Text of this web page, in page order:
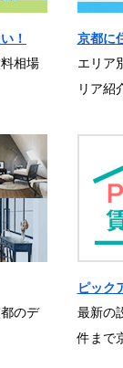
！
相場
京都に
エリア
リア紹
のデ
ピック
最新の
件まで